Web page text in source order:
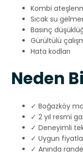
Kombi
Sıcak su
Basınç
Gürültülü
Hata kodları
Neden
✓ Boğazköy
✓ 2 yıl resmi
✓ Deneyimli
✓ Uygun
✓ Anında